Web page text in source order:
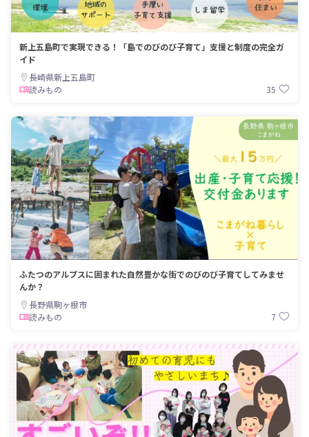
新上五島町で実現できる！「島でのびのび子育て」支援と制度の完全ガ
イド
長崎県新上五島町
読みもの
35
ふたつのアルプスに囲まれた自然豊かな街でのびのび子育てしてみませ
んか？
長野県駒ヶ根市
読みもの
7